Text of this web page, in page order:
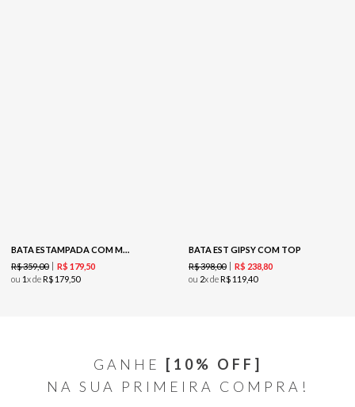
BATA ESTAMPADA COM MANGA LONGA-EST FLORAL PAISLEY
R$359,00 R$ 179 50
ou 1x deR$ 179 50
BATA EST GIPSY COM TOP
R$398,00 R$ 23880
ou 2x deR$ 11940
GANHE
[10% OFF]
NA SUA PRIMEIRA COMPRA!